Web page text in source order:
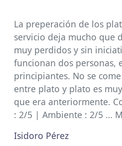
La preperación de los
servicio deja mucho que
muy perdidos y sin
funcionan dos personas,
principiantes. No se
entre plato y plato es
que era anteriormente.
: 2/5 | Ambiente : 2/5 …
Isidoro Pérez